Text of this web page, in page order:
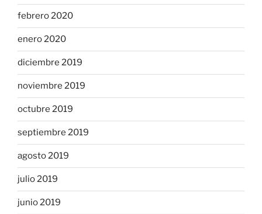
febrero 2020
enero 2020
diciembre 2019
noviembre 2019
octubre 2019
septiembre 2019
agosto 2019
julio 2019
junio 2019